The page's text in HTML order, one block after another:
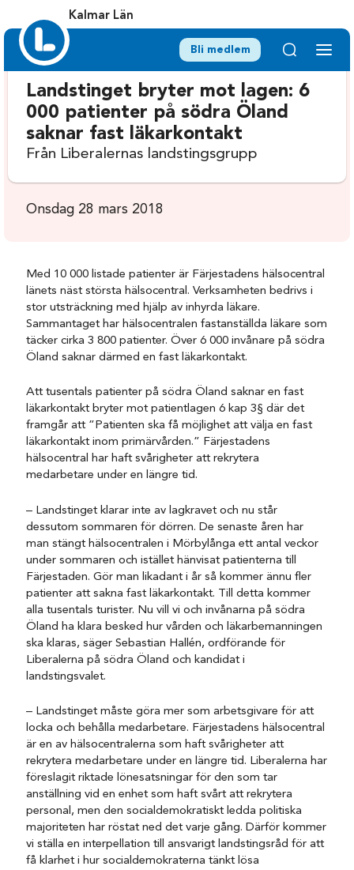
Kalmar Län
Bli medlem
Landstinget bryter mot lagen: 6
000 patienter på södra Öland
saknar fast läkarkontakt
Från Liberalernas landstingsgrupp
Onsdag 28 mars 2018
Med 10 000 listade patienter är Färjestadens hälsocentral
länets näst största hälsocentral. Verksamheten bedrivs i
stor utsträckning med hjälp av inhyrda läkare.
Sammantaget har hälsocentralen fastanställda läkare som
täcker cirka 3 800 patienter. Över 6 000 invånare på södra
Öland saknar därmed en fast läkarkontakt.
Att tusentals patienter på södra Öland saknar en fast
läkarkontakt bryter mot patientlagen 6 kap 3§ där det
framgår att ”Patienten ska få möjlighet att välja en fast
läkarkontakt inom primärvården.” Färjestadens
hälsocentral har haft svårigheter att rekrytera
medarbetare under en längre tid.
– Landstinget klarar inte av lagkravet och nu står
dessutom sommaren för dörren. De senaste åren har
man stängt hälsocentralen i Mörbylånga ett antal veckor
under sommaren och istället hänvisat patienterna till
Färjestaden. Gör man likadant i år så kommer ännu fler
patienter att sakna fast läkarkontakt. Till detta kommer
alla tusentals turister. Nu vill vi och invånarna på södra
Öland ha klara besked hur vården och läkarbemanningen
ska klaras, säger Sebastian Hallén, ordförande för
Liberalerna på södra Öland och kandidat i
landstingsvalet.
– Landstinget måste göra mer som arbetsgivare för att
locka och behålla medarbetare. Färjestadens hälsocentral
är en av hälsocentralerna som haft svårigheter att
rekrytera medarbetare under en längre tid. Liberalerna har
föreslagit riktade lönesatsningar för den som tar
anställning vid en enhet som haft svårt att rekrytera
personal, men den socialdemokratiskt ledda politiska
majoriteten har röstat ned det varje gång. Därför kommer
vi ställa en interpellation till ansvarigt landstingsråd för att
få klarhet i hur socialdemokraterna tänkt lösa